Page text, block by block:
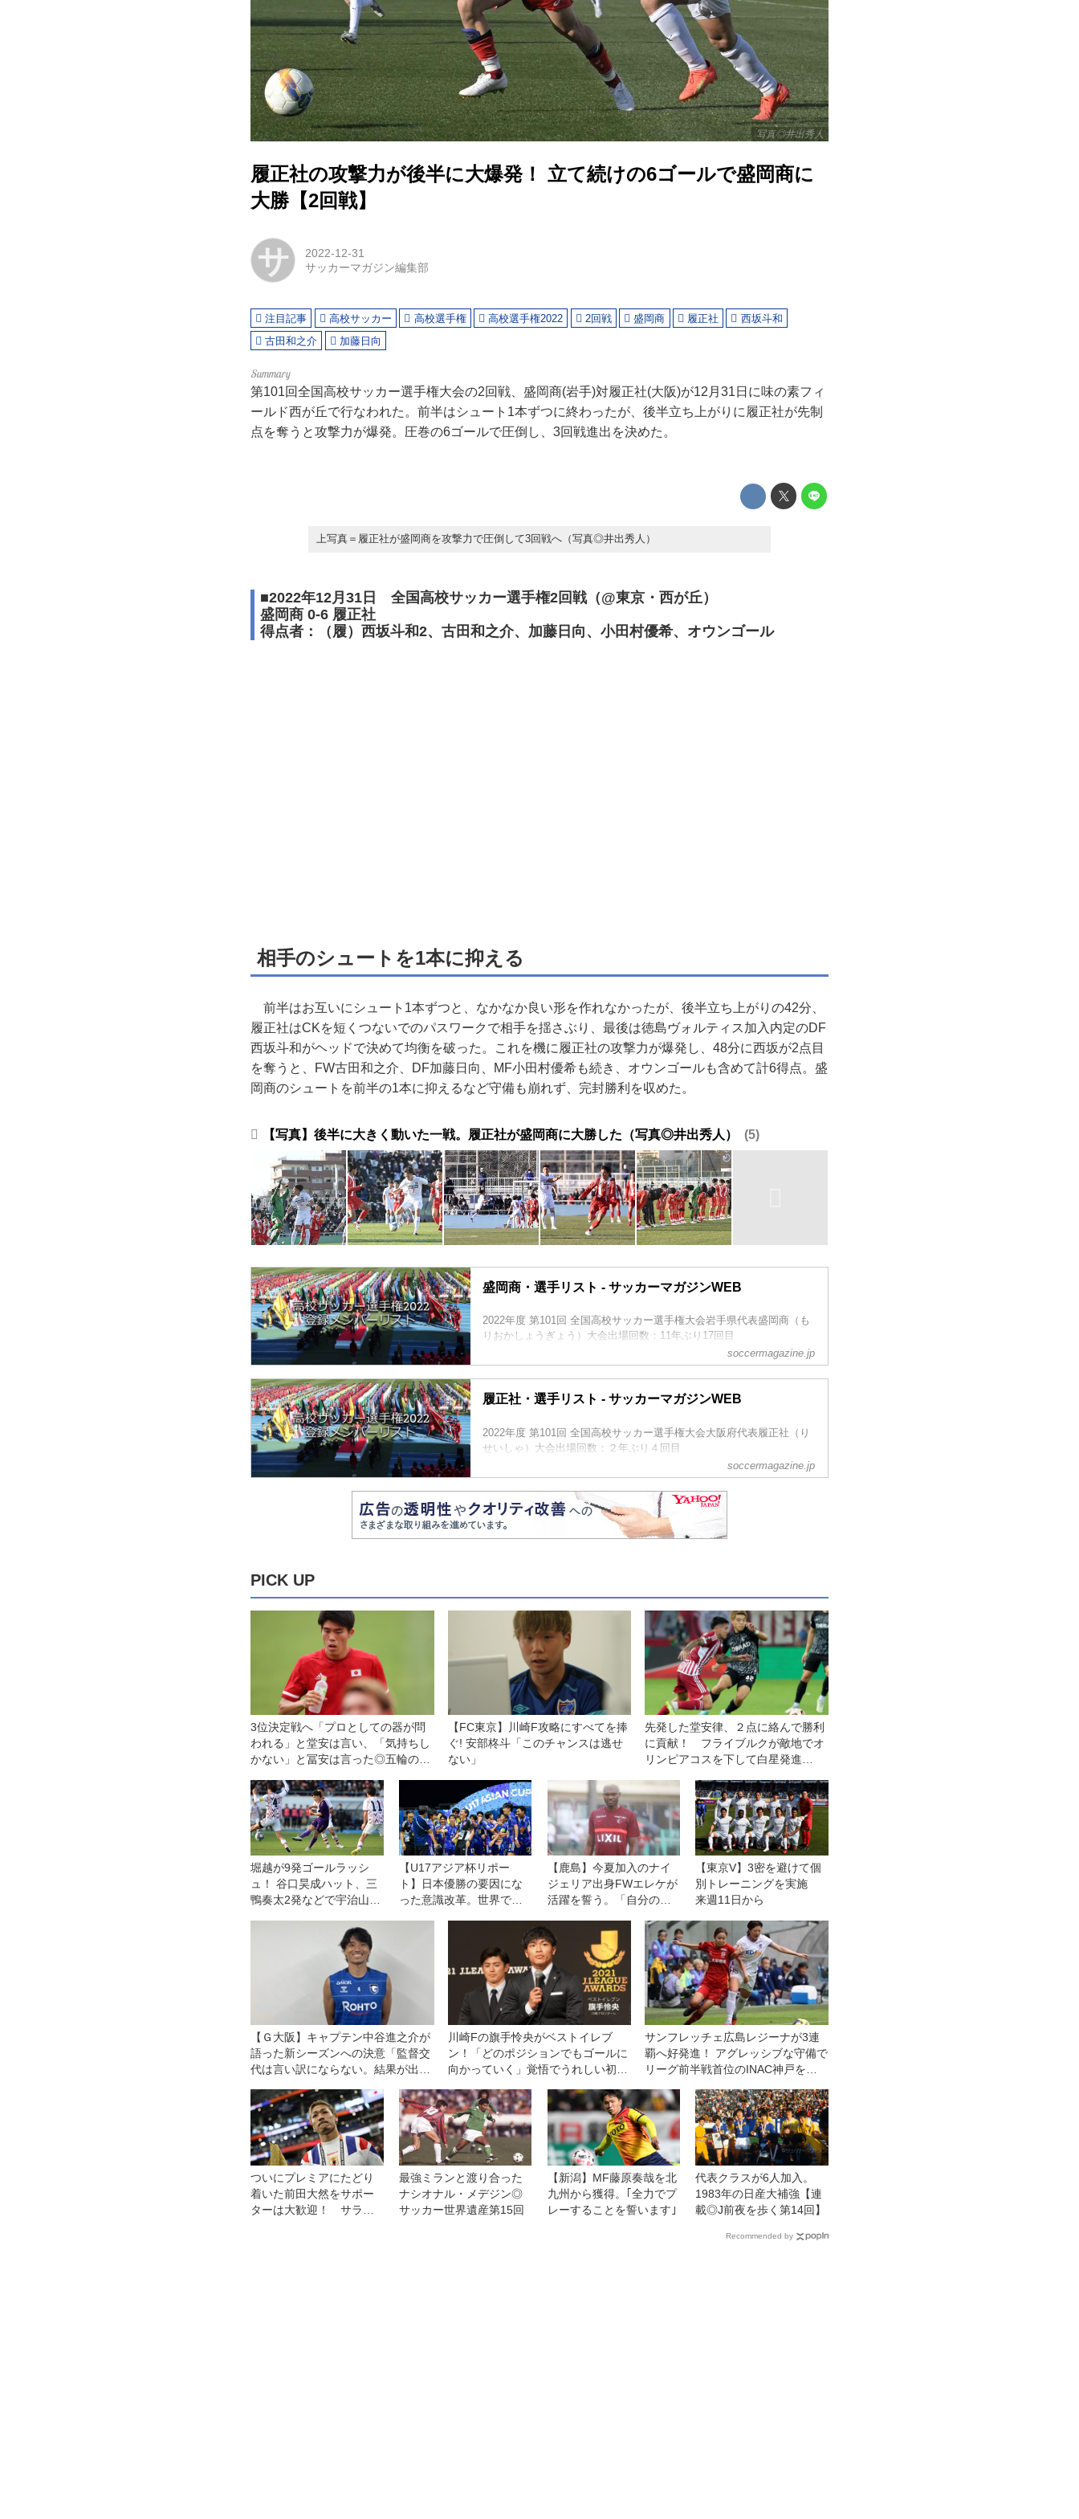
写真◎井出秀人
履正社の攻撃力が後半に大爆発！ 立て続けの6ゴールで盛岡商に
大勝【2回戦】
サ
2022-12-31
サッカーマガジン編集部
注目記事 高校サッカー 高校選手権 高校選手権2022 2回戦 盛岡商 履正社
西坂斗和
古田和之介
加藤日向
第101回全国高校サッカー選手権大会の2回戦、盛岡商(岩手)対履正社(大阪)が12月31日に味の素フィ
ールド西が丘で行なわれた。前半はシュート1本ずつに終わったが、後半立ち上がりに履正社が先制
点を奪うと攻撃力が爆発。圧巻の6ゴールで圧倒し、3回戦進出を決めた。
上写真＝履正社が盛岡商を攻撃力で圧倒して3回戦へ（写真◎井出秀人）
■2022年12月31日 全国高校サッカー選手権2回戦（@東京・西が丘）
盛岡商 0-6 履正社
得点者：（履）西坂斗和2、古田和之介、加藤日向、小田村優希、オウンゴール
相手のシュートを1本に抑える
前半はお互いにシュート1本ずつと、なかなか良い形を作れなかったが、後半立ち上がりの42分、
履正社はCKを短くつないでのパスワークで相手を揺さぶり、最後は徳島ヴォルティス加入内定のDF
西坂斗和がヘッドで決めて均衡を破った。これを機に履正社の攻撃力が爆発し、48分に西坂が2点目
を奪うと、FW古田和之介、DF加藤日向、MF小田村優希も続き、オウンゴールも含めて計6得点。盛
岡商のシュートを前半の1本に抑えるなど守備も崩れず、完封勝利を収めた。
【写真】後半に大きく動いた一戦。履正社が盛岡商に大勝した（写真◎井出秀人） 5
盛岡商・選手リスト - サッカーマガジンWEB
2022年度 第101回 全国高校サッカー選手権大会岩手県代表盛岡商（も
りおかしょうぎょう）大会出場回数：11年ぶり17回目
soccermagazine.jp
履正社・選手リスト - サッカーマガジンWEB
2022年度 第101回 全国高校サッカー選手権大会大阪府代表履正社（り
せいしゃ）大会出場回数：２年ぶり４回目
soccermagazine.jp
PICK UP
3位決定戦へ「プロとしての器が問
われる」と堂安は言い、「気持ちし
かない」と冨安は言った◎五輪のツ
【FC東京】川崎F攻略にすべてを捧
ぐ! 安部柊斗「このチャンスは逃せ
ない」
先発した堂安律、２点に絡んで勝利
に貢献！ フライブルクが敵地でオ
リンピアコスを下して白星発進
堀越が9発ゴールラッシ
ュ！ 谷口昊成ハット、三
鴨奏太2発などで宇治山田
【U17アジア杯リポー
ト】日本優勝の要因にな
った意識改革。世界で勝
【鹿島】今夏加入のナイ
ジェリア出身FWエレケが
活躍を誓う。「自分の仕
ている」
【東京V】3密を避けて個
別トレーニングを実施
来週11日から
【Ｇ大阪】キャプテン中谷進之介が
語った新シーズンへの決意「監督交
代は言い訳にならない。結果が出せ
回ってくる」
川崎Fの旗手怜央がベストイレブ
ン！「どのポジションでもゴールに
向かっていく」覚悟でうれしい初受
サンフレッチェ広島レジーナが3連
覇へ好発進！ アグレッシブな守備で
リーグ前半戦首位のINAC神戸を下
ついにプレミアにたどり
着いた前田大然をサポー
ターは大歓迎！ サラブ
最強ミランと渡り合った
ナシオナル・メデジン◎
サッカー世界遺産第15回
【新潟】MF藤原奏哉を北
九州から獲得。｢全力でプ
レーすることを誓います｣
代表クラスが6人加入。
1983年の日産大補強【連
載◎J前夜を歩く第14回】
Recommended by